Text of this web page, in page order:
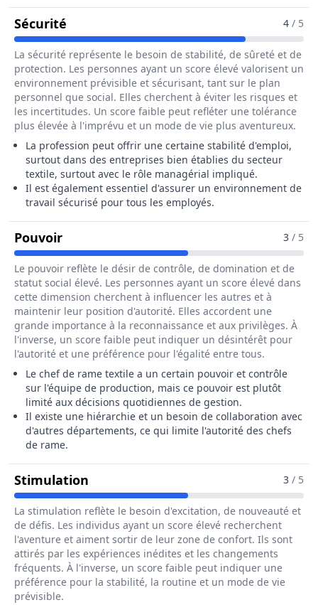
Sécurité Pour Le Métier De Chef / Cheffe De
4 / 5
La sécurité représente le besoin de stabilité, de sûreté et de
protection. Les personnes ayant un score élevé valorisent un
environnement prévisible et sécurisant, tant sur le plan
personnel que social. Elles cherchent à éviter les risques et
les incertitudes. Un score faible peut refléter une tolérance
plus élevée à l'imprévu et un mode de vie plus aventureux.
La profession peut offrir une certaine stabilité d'emploi,
surtout dans des entreprises bien établies du secteur
textile, surtout avec le rôle managérial impliqué.
Il est également essentiel d'assurer un environnement de
travail sécurisé pour tous les employés.
PouvoirPour Le Métier De Chef / Cheffe De3 / 5
Le pouvoir reflète le désir de contrôle, de domination et de
statut social élevé. Les personnes ayant un score élevé dans
cette dimension cherchent à influencer les autres et à
maintenir leur position d'autorité. Elles accordent une
grande importance à la reconnaissance et aux privilèges. À
l'inverse, un score faible peut indiquer un désintérêt pour
l'autorité et une préférence pour l'égalité entre tous.
Le chef de rame textile a un certain pouvoir et contrôle
sur l'équipe de production, mais ce pouvoir est plutôt
limité aux décisions quotidiennes de gestion.
Il existe une hiérarchie et un besoin de collaboration avec
d'autres départements, ce qui limite l'autorité des chefs
de rame.
Stimulation Pour Le Métier De Chef / Cheffe De
3 / 5
La stimulation reflète le besoin d'excitation, de nouveauté et
de défis. Les individus ayant un score élevé recherchent
l'aventure et aiment sortir de leur zone de confort. Ils sont
attirés par les expériences inédites et les changements
fréquents. À l'inverse, un score faible peut indiquer une
préférence pour la stabilité, la routine et un mode de vie
prévisible.